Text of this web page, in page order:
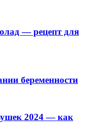
— рецепт для
беременности
2024 — как